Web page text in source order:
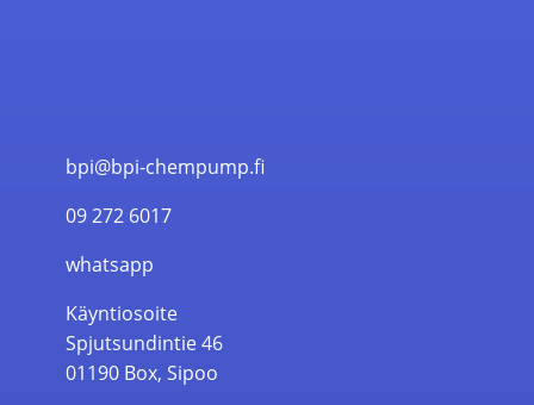
bpi@bpi-chempump.fi
09 272 6017
whatsapp
Käyntiosoite
Spjutsundintie 46
01190 Box, Sipoo